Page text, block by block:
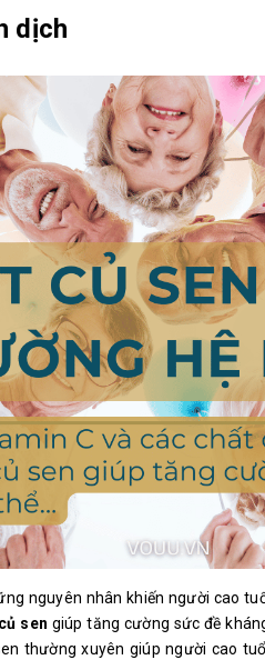
dịch
nguyên nhân khiến người cao
sen giúp tăng cường sức đề
thường xuyên giúp người cao